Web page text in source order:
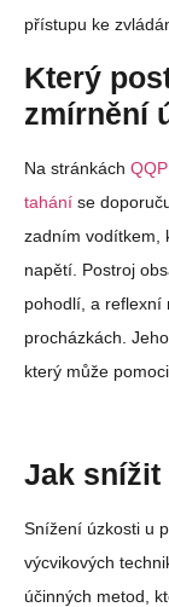
přístupu ke
Který
zmírnění
Na stránkách
tahání se
zadním vodítkem,
napětí. Postroj
pohodlí, a reflexní
procházkách.
který může
Jak snížit
Snížení úzkosti u
výcvikových
účinných metod,